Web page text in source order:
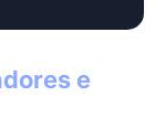
e